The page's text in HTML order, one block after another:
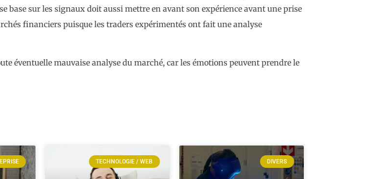
base sur les signaux doit aussi mettre en avant son expérience avant une prise
financiers puisque les traders expérimentés ont fait une analyse
éventuelle mauvaise analyse du marché, car les émotions peuvent prendre le
TECHNOLOGIE / WEB DIVERS